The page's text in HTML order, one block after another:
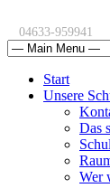
04633-959941
Start
Unsere
Das
Wer